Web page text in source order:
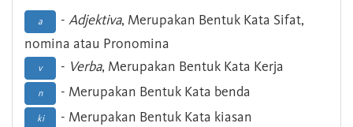
a - Adjektiva, Merupakan Bentuk Kata Sifat,
nomina atau Pronomina
v - Verba, Merupakan Bentuk Kata Kerja
n - Merupakan Bentuk Kata benda
ki - Merupakan Bentuk Kata kiasan